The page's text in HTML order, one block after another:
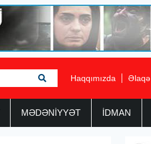
Haqqımızda Əlaqə
MƏDƏNİYYƏT İDMAN